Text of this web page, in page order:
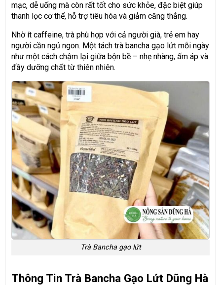
mạc, dễ uống mà còn rất tốt cho sức khỏe, đặc biệt giúp
thanh lọc cơ thể, hỗ trợ tiêu hóa và giảm căng thẳng.
Nhờ ít caffeine, trà phù hợp với cả người già, trẻ em hay
người cần ngủ ngon. Một tách trà bancha gạo lứt mỗi ngày
như một cách chậm lại giữa bộn bề – nhẹ nhàng, ấm áp và
đầy dưỡng chất từ thiên nhiên.
Trà Bancha gạo lứt
Thông Tin Trà Bancha Gạo Lứt Dũng Hà